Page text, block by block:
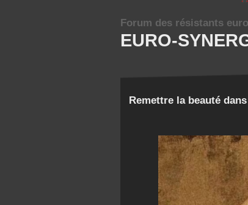
EURO-
Forum des résistants
Remettre la beauté